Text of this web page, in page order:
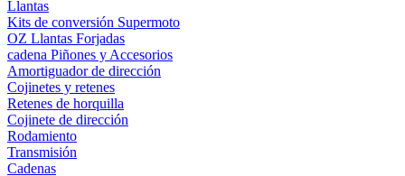
Llantas
Kits de conversión Supermoto
OZ Llantas Forjadas
cadena Piñones y Accesorios
Amortiguador de dirección
Cojinetes y retenes
Retenes de horquilla
Cojinete de dirección
Rodamiento
Transmisión
Cadenas